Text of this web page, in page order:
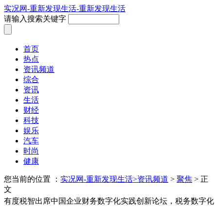
实况网-重新发现生活-重新发现生活
请输入搜索关键字
首页
热点
资讯频道
综合
资讯
生活
财经
科技
娱乐
汽车
时尚
健康
您当前的位置 ： 实况网-重新发现生活>资讯频道 > 聚焦 > 正
文
有度税智出席中国企业财务数字化实践创新论坛，税务数字化